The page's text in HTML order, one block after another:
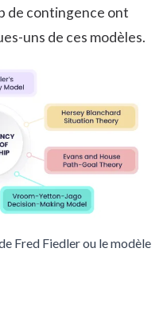
de contingence ont
uns de ces modèles.
Fred Fiedler ou le modèle